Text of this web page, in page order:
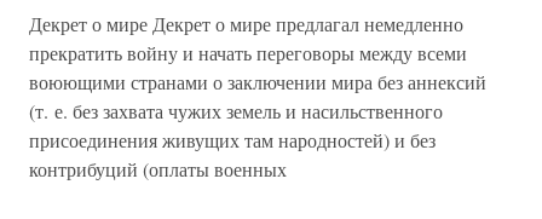
Декрет о мире Декрет о мире предлагал немедленно
прекратить войну и начать переговоры между всеми
воюющими странами о заключении мира без аннексий
(т. е. без захвата чужих земель и насильственного
присоединения живущих там народностей) и без
контрибуций (оплаты военных